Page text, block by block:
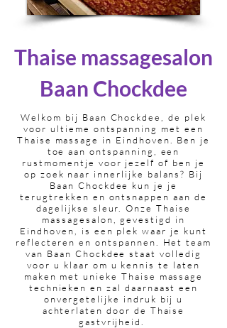
Thaise massagesalon
Baan Chockdee
Welkom bij Baan Chockdee, de plek
voor ultieme ontspanning met een
Thaise massage in Eindhoven. Ben je
toe aan ontspanning, een
rustmomentje voor jezelf of ben je
op zoek naar innerlijke balans? Bij
Baan Chockdee kun je je
terugtrekken en ontsnappen aan de
dagelijkse sleur. Onze Thaise
massagesalon, gevestigd in
Eindhoven, is een plek waar je kunt
reflecteren en ontspannen. Het team
van Baan Chockdee staat volledig
voor u klaar om u kennis te laten
maken met unieke Thaise massage
technieken en zal daarnaast een
onvergetelijke indruk bij u
achterlaten door de Thaise
gastvrijheid.